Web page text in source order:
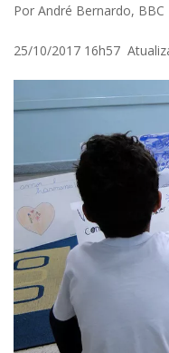
Por André Bernardo, BBC
25/10/2017 16h57